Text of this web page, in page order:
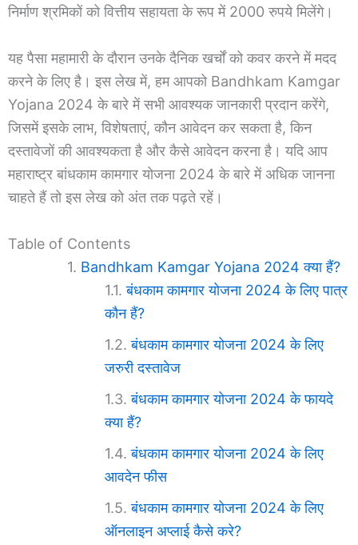
निर्माण श्रमिकों को वित्तीय सहायता के रूप में 2000 रुपये मिलेंगे।
यह पैसा महामारी के दौरान उनके दैनिक खर्चों को कवर करने में मदद
करने के लिए है। इस लेख में, हम आपको Bandhkam Kamgar
Yojana 2024 के बारे में सभी आवश्यक जानकारी प्रदान करेंगे,
जिसमें इसके लाभ, विशेषताएं, कौन आवेदन कर सकता है, किन
दस्तावेजों की आवश्यकता है और कैसे आवेदन करना है। यदि आप
महाराष्ट्र बांधकाम कामगार योजना 2024 के बारे में अधिक जानना
चाहते हैं तो इस लेख को अंत तक पढ़ते रहें।
Table of Contents
Bandhkam Kamgar Yojana 2024 क्या हैं?
बंधकाम कामगार योजना 2024 के लिए पात्र
कौन हैं?
बंधकाम कामगार योजना 2024 के लिए
जरुरी दस्तावेज
बंधकाम कामगार योजना 2024 के फायदे
क्या हैं?
बंधकाम कामगार योजना 2024 के लिए
आवदेन फीस
बंधकाम कामगार योजना 2024 के लिए
ऑनलाइन अप्लाई कैसे करे?